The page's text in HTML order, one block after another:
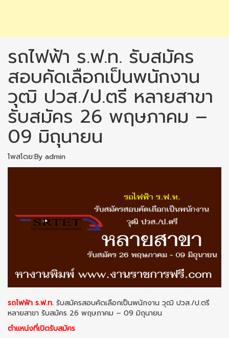
รถไฟฟ้า ร.ฟ.ท. รับสมัคร
สอบคัดเลือกเป็นพนักงาน
วุฒิ ปวส./ป.ตรี หลายสาขา
รับสมัคร 26 พฤษภาคม –
09 มิถุนายน
โพสโดย:By admin
รถไฟฟ้า ร.ฟ.ท. รับสมัครสอบคัดเลือกเป็นพนักงาน วุฒิ ปวส./ป.ตรี
หลายสาขา รับสมัคร 26 พฤษภาคม – 09 มิถุนายน
ตำแหน่งที่เปิดรับสมัคร